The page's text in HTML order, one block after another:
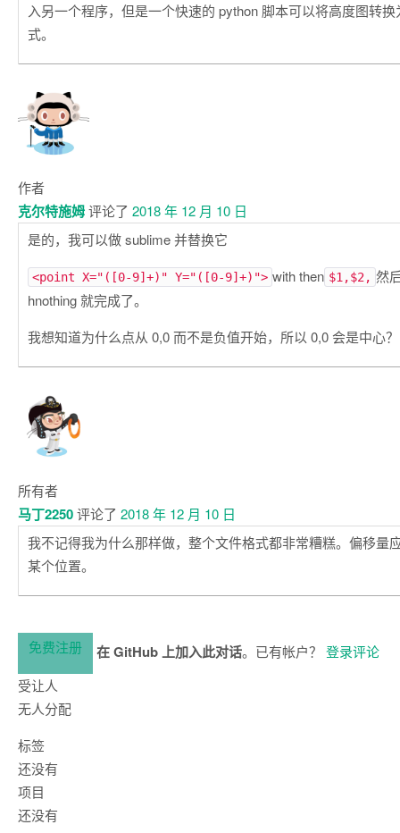
入另一个程序，但是一个快速的 python 脚本可以将高度图转
式。
作者
克尔特施姆评论了 2018 年 12 月 10 日
是的，我可以做 sublime 并替换它
<point X="([0-9]+)" Y="([0-9]+)"> with then $1,$2, 然
hnothing 就完成了。
我想知道为什么点从 0,0 而不是负值开始，所以 0,0 会是中心？
所有者
马丁2250评论了 2018 年 12 月 10 日
我不记得我为什么那样做，整个文件格式都非常糟糕。偏移量
某个位置。
免费注册 在 GitHub 上加入此对话。已有帐户？ 登录评论
受让人
无人分配
标签
还没有
项目
还没有